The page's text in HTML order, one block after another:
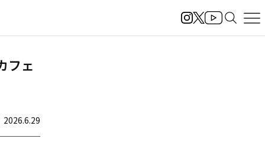
フェ
2026.6.29